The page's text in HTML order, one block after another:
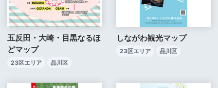
五反田・大崎・目黒なるほ
どマップ
23区エリア 品川区
しながわ観光マップ
23区エリア 品川区